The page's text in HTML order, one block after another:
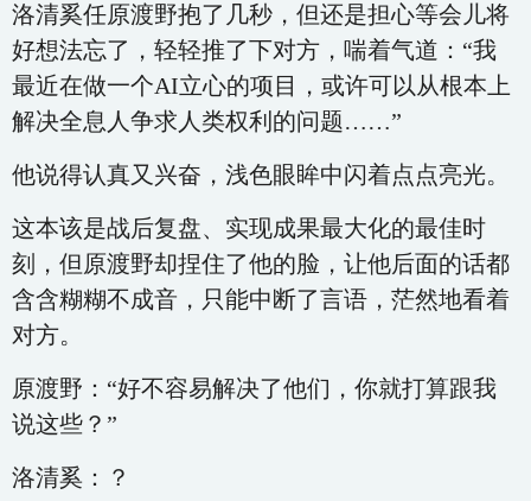
洛清奚任原渡野抱了几秒，但还是担心等会儿将
好想法忘了，轻轻推了下对方，喘着气道：“我
最近在做一个AI立心的项目，或许可以从根本上
解决全息人争求人类权利的问题……”
他说得认真又兴奋，浅色眼眸中闪着点点亮光。
这本该是战后复盘、实现成果最大化的最佳时
刻，但原渡野却捏住了他的脸，让他后面的话都
含含糊糊不成音，只能中断了言语，茫然地看着
对方。
原渡野：“好不容易解决了他们，你就打算跟我
说这些？”
洛清奚：？